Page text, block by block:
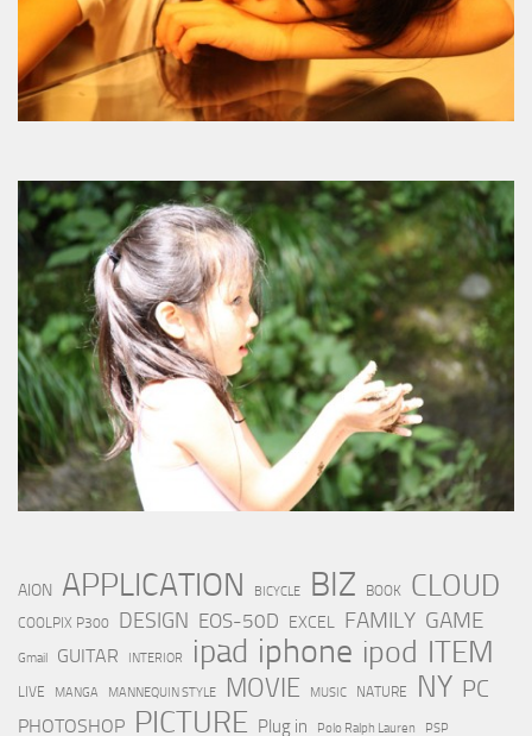
AION APPLICATION BICYCLE BIZ BOOK CLOUD
COOLPIX P300 DESIGN EOS-50D EXCEL FAMILY GAME
Gmail GUITAR INTERIOR ipad iphone ipod ITEM
LIVE MANGA MANNEQUIN STYLE MOVIE MUSIC NATURE NY PC
PHOTOSHOP PICTURE Plug in Polo Ralph Lauren PSP